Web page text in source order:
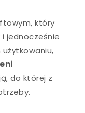
który
jednocześnie
do której z